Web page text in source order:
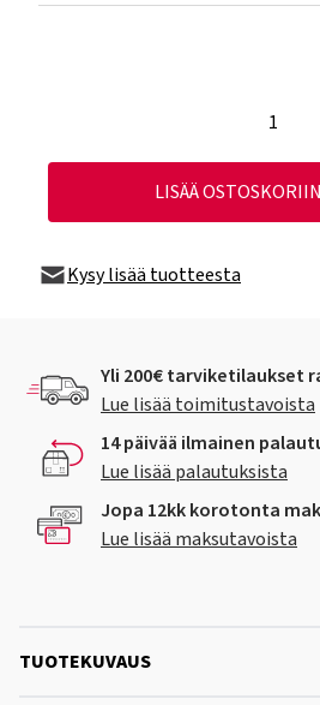
LISÄÄ OSTOSKORIIN
Kysy lisää tuotteesta
Yli 200€ tarviketilaukset
Lue lisää toimitustavoista
14 päivää ilmainen
Lue lisää palautuksista
Jopa 12kk korotonta
Lue lisää maksutavoista
TUOTEKUVAUS